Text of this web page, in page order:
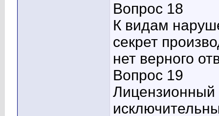
Вопрос 18
К видам
секрет
нет верного
Вопрос 19
Лицензионный